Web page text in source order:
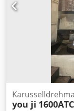
you ji